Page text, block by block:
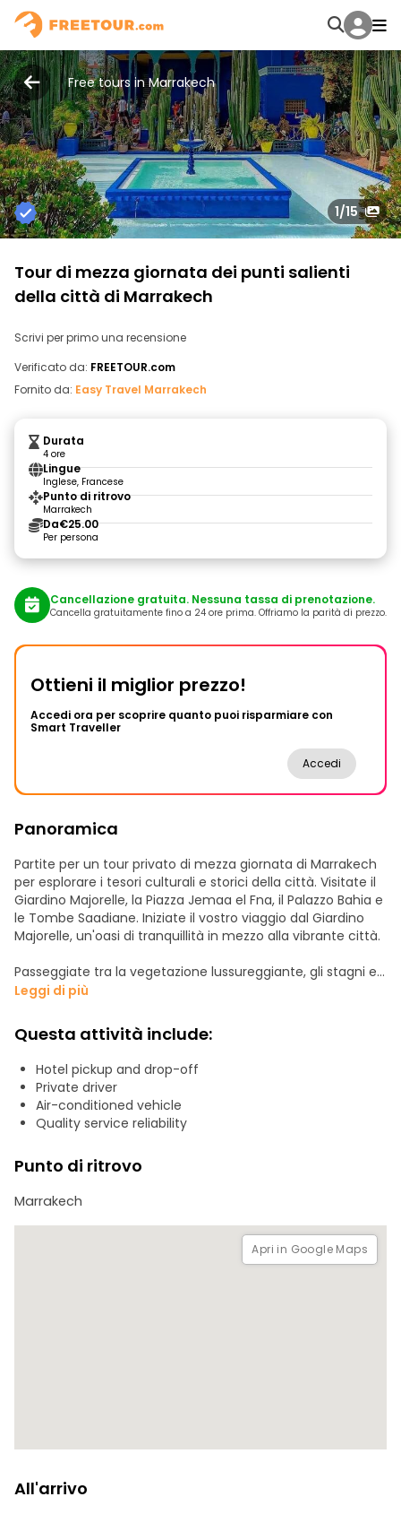
Free tours in Marrakech
1/15
Tour di mezza giornata dei punti salienti
della città di Marrakech
Scrivi per primo una recensione
Verificato da: FREETOUR.com
Fornito da: Easy Travel Marrakech
Durata
4 ore
Lingue
Inglese, Francese
Punto di ritrovo
Marrakech
Da€25.00
Per persona
Cancellazione gratuita. Nessuna tassa di prenotazione.
Cancella gratuitamente fino a 24 ore prima. Offriamo la parità di prezzo.
Ottieni il miglior prezzo!
Accedi ora per scoprire quanto puoi risparmiare con
Smart Traveller
Accedi
Panoramica
Partite per un tour privato di mezza giornata di Marrakech
per esplorare i tesori culturali e storici della città. Visitate il
Giardino Majorelle, la Piazza Jemaa el Fna, il Palazzo Bahia e
le Tombe Saadiane. Iniziate il vostro viaggio dal Giardino
Majorelle, un'oasi di tranquillità in mezzo alla vibrante città.
Passeggiate tra la vegetazione lussureggiante, gli stagni e
le fontane e immergetevi in un ambiente sereno. Non
popolo berbero, e rendete omaggio al memoriale di Yves
Saint-Laurent. Successivamente, recatevi nel cuore di
Marrakech, in piazza Jemaa el Fna. Esplorate il vivace souk,
dove potrete fare acquisti di artigianato locale.
Proseguite verso il Palazzo Bahia, un capolavoro
architettonico del XIX secolo. Passeggiate tra i raffinati
rilassatevi nei sereni giardini che offrono un rifugio
Concludete il vostro tour con una visita alle Tombe
Saadiane, un notevole esempio di arte decorativa ispano-
moresca. Esplorate l'ultimo luogo di riposo dei membri della
Leggi di più
Questa attività include:
Hotel pickup and drop-off
Private driver
Air-conditioned vehicle
Quality service reliability
Punto di ritrovo
Marrakech
Apri in Google Maps
All'arrivo